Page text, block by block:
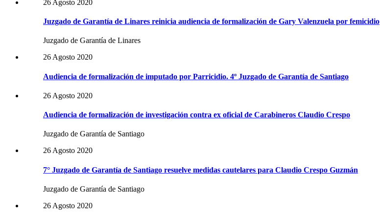
26 Agosto 2020
Juzgado de Garantía de Linares reinicia audiencia de formalización de Gary Valenzuela por femicidio
Juzgado de Garantía de Linares
26 Agosto 2020
Audiencia de formalización de imputado por Parricidio. 4º Juzgado de Garantía de Santiago
26 Agosto 2020
Audiencia de formalización de investigación contra ex oficial de Carabineros Claudio Crespo
Juzgado de Garantía de Santiago
26 Agosto 2020
7° Juzgado de Garantía de Santiago resuelve medidas cautelares para Claudio Crespo Guzmán
Juzgado de Garantía de Santiago
26 Agosto 2020